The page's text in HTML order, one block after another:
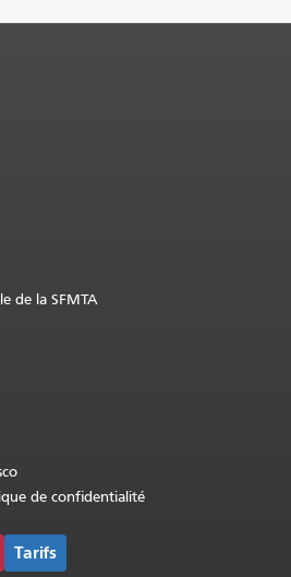
page.
de la SFMTA
de confidentialité
Tarifs